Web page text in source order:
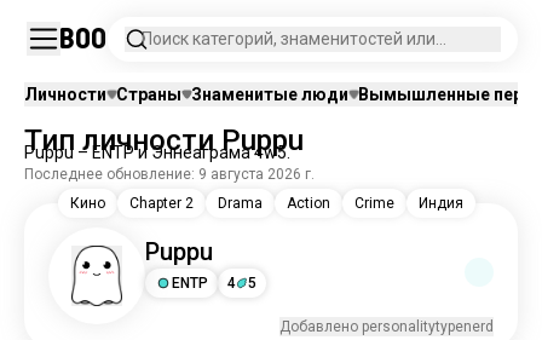
Boo
Поиск категорий, знаменитостей или
Личности Страны Знаменитые люди Вымышленные
Тип личности Puppu
Puppu – ENTP и Эннеаграма 4w5.
Последнее обновление: 9 августа 2026 г.
Puppu
ENTP 4 5
Кино Chapter 2 Drama Action Crime Индия
Добавлено personalitytypenerd